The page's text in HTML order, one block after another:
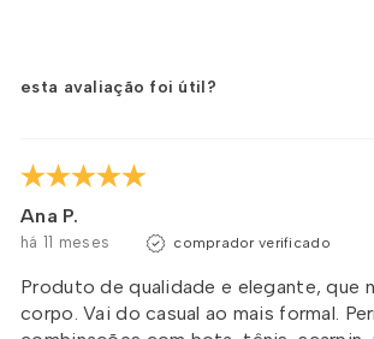
esta avaliação foi útil?
Ana P.
há 11 meses comprador verificado
Produto de qualidade e elegante, que
corpo. Vai do casual ao mais formal.